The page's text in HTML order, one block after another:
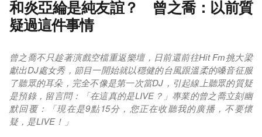
和炎亞綸是純友誼？ 曾之喬：以前質
疑過這件事情
曾之喬不只趁著演戲空檔重返樂壇，日前還前往Hit Fm挑大梁
獻出DJ處女秀，節目一開始就以穩健的台風跟溫柔的嗓音征服
了聽眾的耳朵，完全不像是第一次當DJ，引起線上聽眾的質疑
是預錄，留言問：「在這真的是LIVE？」專業的曾之喬立刻幽
默回覆：「現在是9點15分，您正在收聽我的廣播，不要懷
疑，是LIVE！」